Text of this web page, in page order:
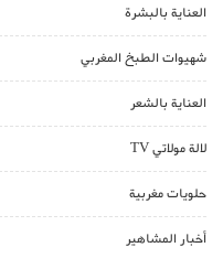
العناية بالبشرة
شهيوات الطبخ المغربي
العناية بالشعر
لالة مولاتي TV
حلويات مغربية
أخبار المشاهير